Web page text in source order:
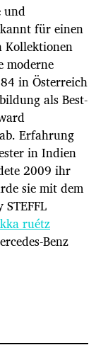
und
für einen
Kollektionen
moderne
in Österreich
als Best-
Erfahrung
in Indien
2009 ihr
sie mit dem
ruétz
Benz